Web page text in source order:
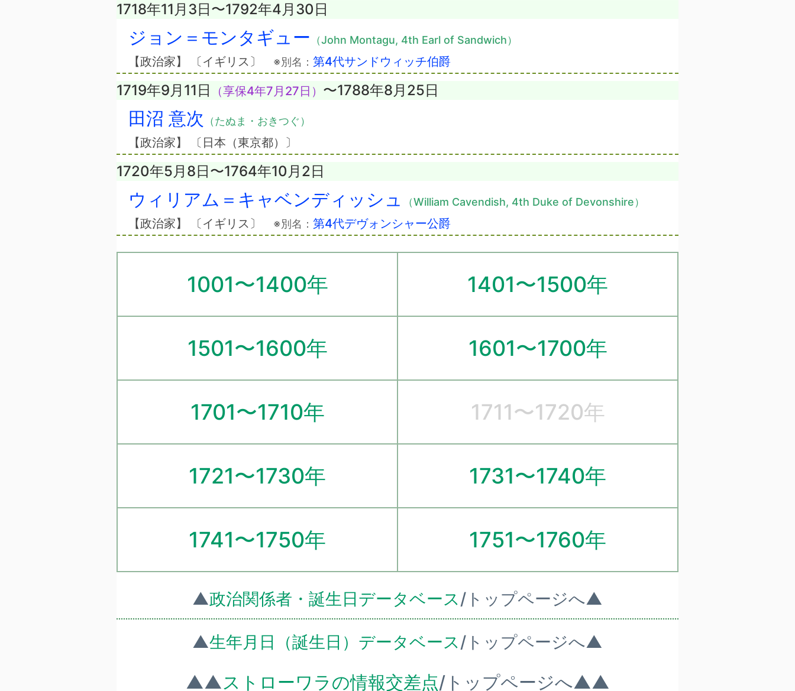
1718年11月3日〜1792年4月30日
ジョン＝モンタギュー （John Montagu, 4th Earl of Sandwich）
【政治家】 〔イギリス〕 ※別名： 第4代サンドウィッチ伯爵
1719年9月11日 （享保4年7月27日） 〜1788年8月25日
田沼 意次 （たぬま・おきつぐ）
【政治家】 〔日本（東京都）〕
1720年5月8日〜1764年10月2日
ウィリアム＝キャベンディッシュ （William Cavendish, 4th Duke of Devonshire）
【政治家】 〔イギリス〕 ※別名： 第4代デヴォンシャー公爵
1001〜1400年 1401〜1500年
1501〜1600年 1601〜1700年
1701〜1710年 1711〜1720年
1721〜1730年 1731〜1740年
1741〜1750年 1751〜1760年
▲政治関係者・誕生日データベース/トップページへ▲
▲生年月日（誕生日）データベース/トップページへ▲
▲▲ストローワラの情報交差点/トップページへ▲▲